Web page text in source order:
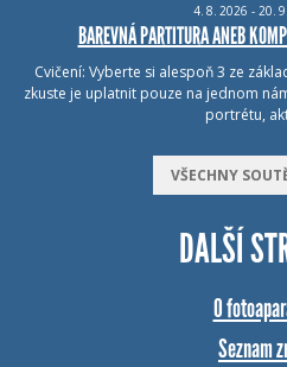
4. 8. 2026 - 20. 9.
BAREVNÁ PARTITURA ANEB
Cvičení: Vyberte si alespoň 3 ze
zkuste je uplatnit pouze na jednom
portrétu,
VŠECHNY
DALŠÍ
O
Seznam